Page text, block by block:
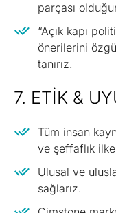
parçası
“Açık kapı
önerilerini
tanırız.
7. ETIK &
Tüm insan
ve şeffaflık
Ulusal ve
sağlarız.